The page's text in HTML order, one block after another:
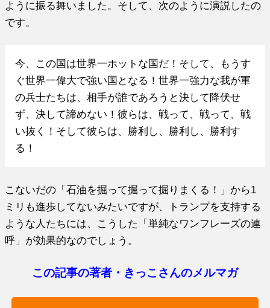
ように振る舞いました。そして、次のように演説したの
です。
今、この国は世界一ホットな国だ！そして、もうす
ぐ世界一偉大で強い国となる！世界一強力な我が軍
の兵士たちは、相手が誰であろうと決して降伏せ
ず、決して諦めない！彼らは、戦って、戦って、戦
い抜く！そして彼らは、勝利し、勝利し、勝利す
る！
こないだの「石油を掘って掘って掘りまくる！」から1
ミリも進歩してないみたいですが、トランプを支持する
ような人たちには、こうした「単純なワンフレーズの連
呼」が効果的なのでしょう。
この記事の著者・きっこさんのメルマガ